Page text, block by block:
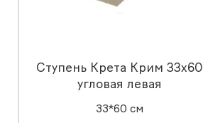
Ступень Крета Крим 33x60
угловая левая
33*60 см